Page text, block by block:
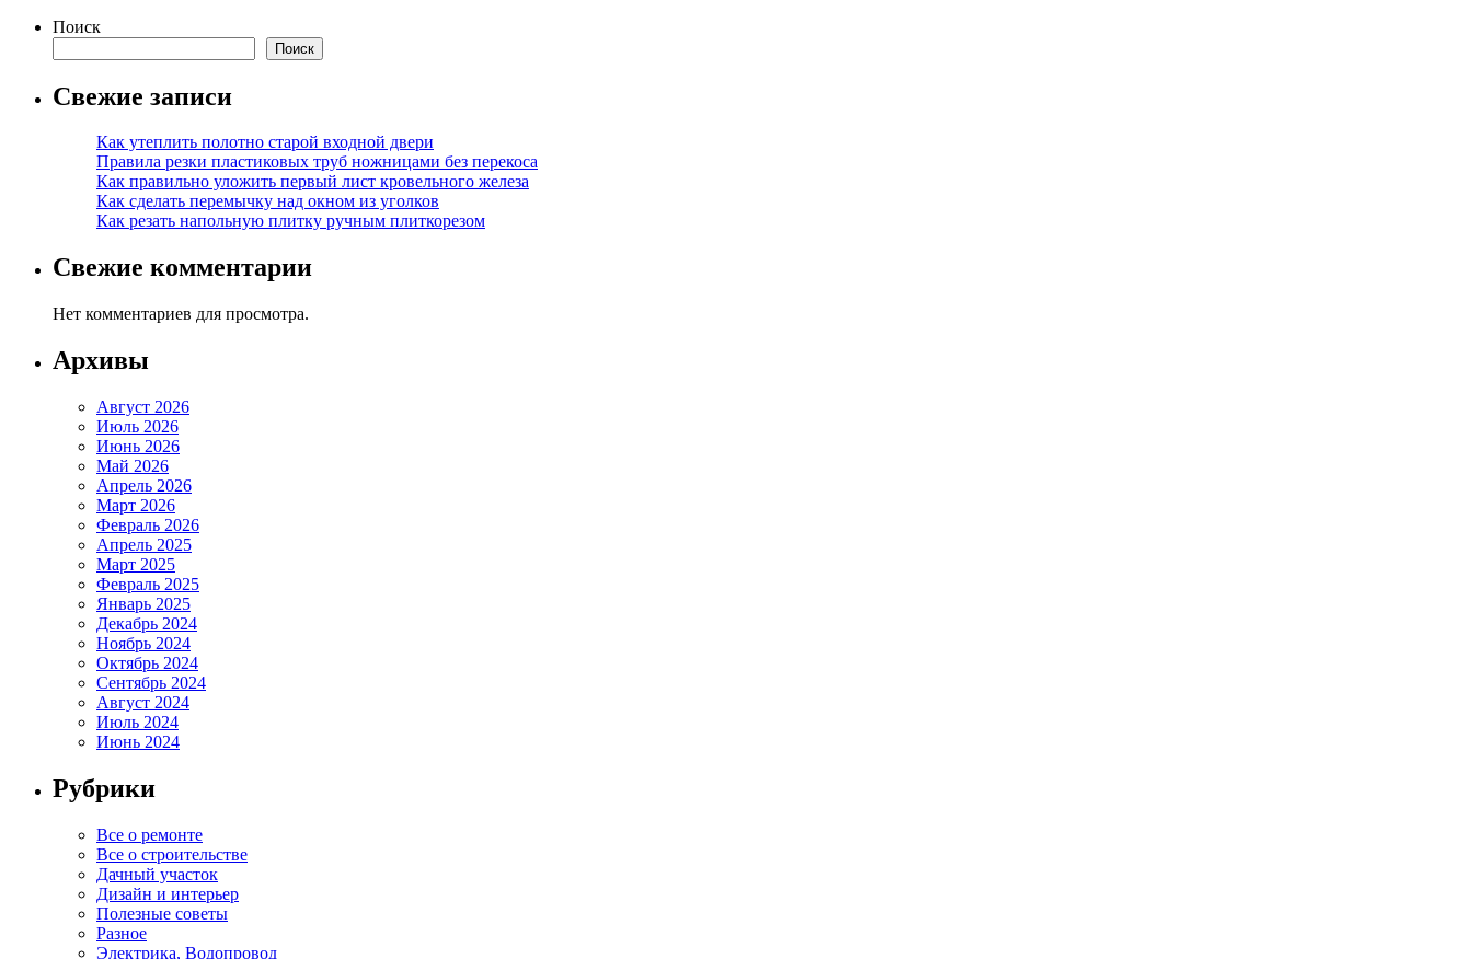
Поиск
Поиск
Свежие записи
Как утеплить полотно старой входной двери
Правила резки пластиковых труб ножницами без перекоса
Как правильно уложить первый лист кровельного железа
Как сделать перемычку над окном из уголков
Как резать напольную плитку ручным плиткорезом
Свежие комментарии
Нет комментариев для просмотра.
Архивы
Август 2026
Июль 2026
Июнь 2026
Май 2026
Апрель 2026
Март 2026
Февраль 2026
Апрель 2025
Март 2025
Февраль 2025
Январь 2025
Декабрь 2024
Ноябрь 2024
Октябрь 2024
Сентябрь 2024
Август 2024
Июль 2024
Июнь 2024
Рубрики
Все о ремонте
Все о строительстве
Дачный участок
Дизайн и интерьер
Полезные советы
Разное
Электрика, Водопровод